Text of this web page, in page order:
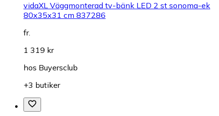
vidaXL Väggmonterad tv-bänk LED 2 st sonoma-ek
80x35x31 cm 837286
fr.
1 319 kr
hos Buyersclub
+3 butiker